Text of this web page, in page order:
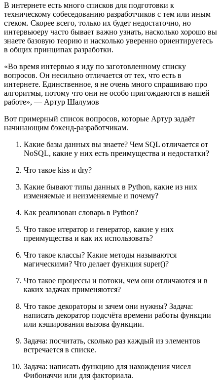
В интернете есть много списков для подготовки к
техническому собеседованию разработчиков с тем или иным
стеком. Скорее всего, только их будет недостаточно, но
интервьюеру часто бывает важно узнать, насколько хорошо вы
знаете базовую теорию и насколько уверенно ориентируетесь
в общих принципах разработки.
«Во время интервью я иду по заготовленному списку
вопросов. Он несильно отличается от тех, что есть в
интернете. Единственное, я не очень много спрашиваю про
алгоритмы, потому что они не особо пригождаются в нашей
работе», — Артур Шалумов
Вот примерный список вопросов, которые Артур задаёт
начинающим бэкенд-разработчикам.
Какие базы данных вы знаете? Чем SQL отличается от
NoSQL, какие у них есть преимущества и недостатки?
Что такое kiss и dry?
Какие бывают типы данных в Python, какие из них
изменяемые и неизменяемые и почему?
Как реализован словарь в Python?
Что такое итератор и генератор, какие у них
преимущества и как их использовать?
Что такое классы? Какие методы называются
магическими? Что делает функция super()?
Что такое процессы и потоки, чем они отличаются и в
каких задачах применяются?
Что такое декораторы и зачем они нужны? Задача:
написать декоратор подсчёта времени работы функции
или кэширования вызова функции.
Задача: посчитать, сколько раз каждый из элементов
встречается в списке.
Задача: написать функцию для нахождения чисел
Фибоначчи или для факториала.